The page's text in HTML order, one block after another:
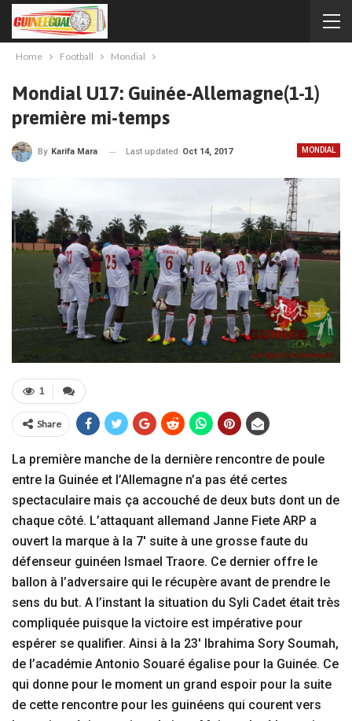
Home Football Mondial
Mondial U17: Guinée-Allemagne(1-1)
première mi-temps
MONDIAL
By Karifa Mara Last updated Oct 14, 2017
1
Share
La première manche de la dernière rencontre de poule
entre la Guinée et l’Allemagne n’a pas été certes
spectaculaire mais ça accouché de deux buts dont un de
chaque côté. L’attaquant allemand Janne Fiete ARP a
ouvert la marque à la 7′ suite à une grosse faute du
défenseur guinéen Ismael Traore. Ce dernier offre le
ballon à l’adversaire qui le récupère avant de prendre le
sens du but. A l’instant la situation du Syli Cadet était très
compliquée puisque la victoire est impérative pour
espérer se qualifier. Ainsi à la 23′ Ibrahima Sory Soumah,
de l’académie Antonio Souaré égalise pour la Guinée. Ce
qui donne pour le moment un grand espoir pour la suite
de cette rencontre pour les guinéens qui courent vers